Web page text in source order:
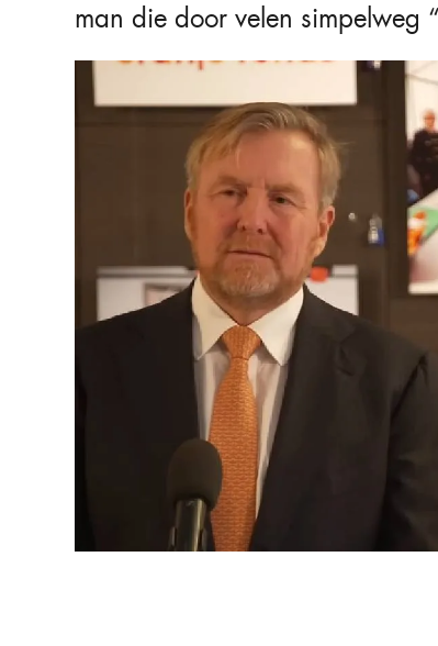
man die door velen simpelweg